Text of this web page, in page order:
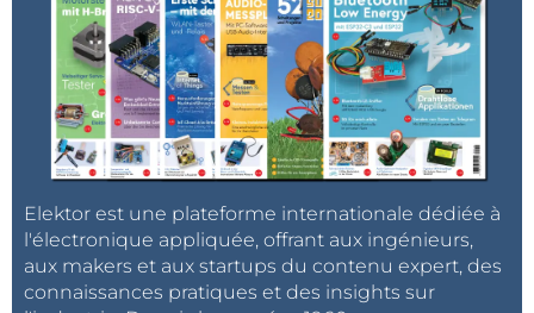
Elektor est une plateforme internationale dédiée à
l'électronique appliquée, offrant aux ingénieurs,
aux makers et aux startups du contenu expert, des
connaissances pratiques et des insights sur